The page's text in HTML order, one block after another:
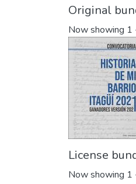
Original
Now showing 1
License
Now showing 1